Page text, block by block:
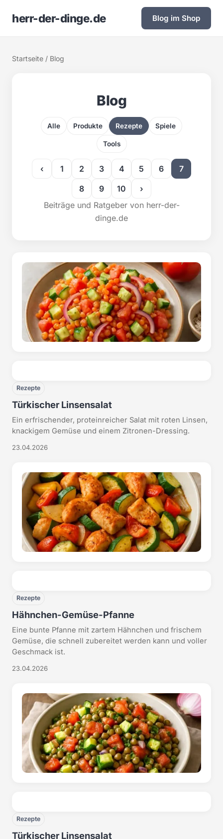
herr-der-dinge.de Blog im Shop
Startseite / Blog
Blog
Alle Produkte Rezepte Spiele
Tools
‹ 1 2 3 4 5 6
7
8
9 10
›
Beiträge und Ratgeber von herr-der-
dinge.de
Rezepte
Türkischer Linsensalat
Ein erfrischender, proteinreicher Salat mit roten Linsen,
knackigem Gemüse und einem Zitronen-Dressing.
23.04.2026
Rezepte
Hähnchen-Gemüse-Pfanne
Eine bunte Pfanne mit zartem Hähnchen und frischem
Gemüse, die schnell zubereitet werden kann und voller
Geschmack ist.
23.04.2026
Rezepte
Türkischer Linsensalat